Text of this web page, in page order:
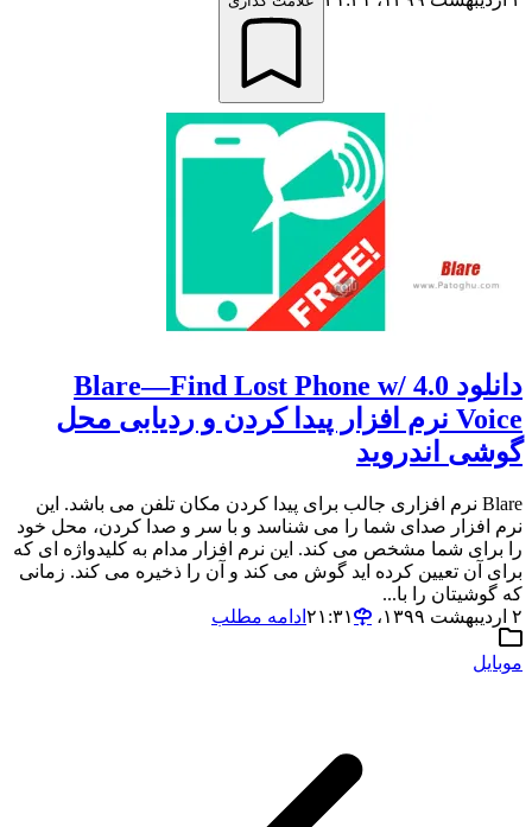
دانلود 4.0 Blare—Find Lost Phone w/
Voice نرم افزار پیدا کردن و ردیابی محل
گوشی اندروید
Blare نرم افزاری جالب برای پیدا کردن مکان تلفن می باشد. این
نرم افزار صدای شما را می شناسد و با سر و صدا کردن، محل خود
را برای شما مشخص می کند. این نرم افزار مدام به کلیدواژه ای که
برای آن تعیین کرده اید گوش می کند و آن را ذخیره می کند. زمانی
که گوشیتان را با...
۲ اردیبهشت ۱۳۹۹،‏ ۲۱:۳۱
ادامه مطلب
موبایل